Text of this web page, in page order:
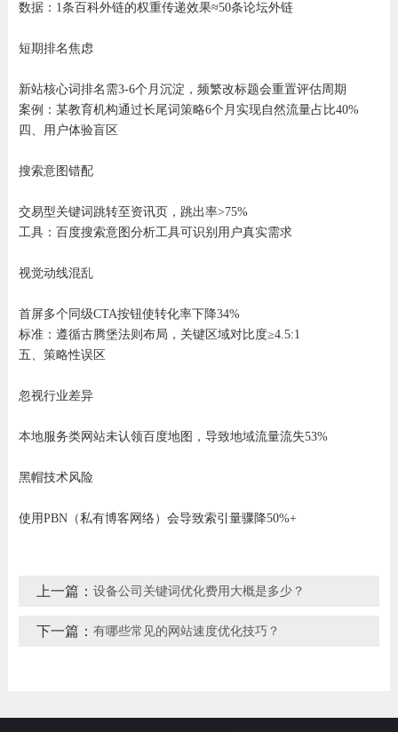
数据：1条百科外链的权重传递效果≈50条论坛外链
短期排名焦虑‌
新站核心词排名需3-6个月沉淀，频繁改标题会重置评估周期
案例：某教育机构通过长尾词策略6个月实现自然流量占比40%
四、用户体验盲区
搜索意图错配‌
交易型关键词跳转至资讯页，跳出率>75%
工具：百度搜索意图分析工具可识别用户真实需求
视觉动线混乱‌
首屏多个同级CTA按钮使转化率下降34%
标准：遵循古腾堡法则布局，关键区域对比度≥4.5:1
五、策略性误区
忽视行业差异‌
本地服务类网站未认领百度地图，导致地域流量流失53%
黑帽技术风险‌
使用PBN（私有博客网络）会导致索引量骤降50%+
上一篇： 设备公司关键词优化费用大概是多少？
下一篇： 有哪些常见的网站速度优化技巧？